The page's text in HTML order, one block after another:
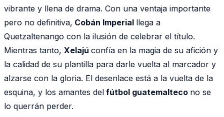
vibrante y llena de drama. Con una ventaja importante
pero no definitiva, Cobán Imperial llega a
Quetzaltenango con la ilusión de celebrar el título.
Mientras tanto, Xelajú confía en la magia de su afición y
la calidad de su plantilla para darle vuelta al marcador y
alzarse con la gloria. El desenlace está a la vuelta de la
esquina, y los amantes del fútbol guatemalteco no se
lo querrán perder.